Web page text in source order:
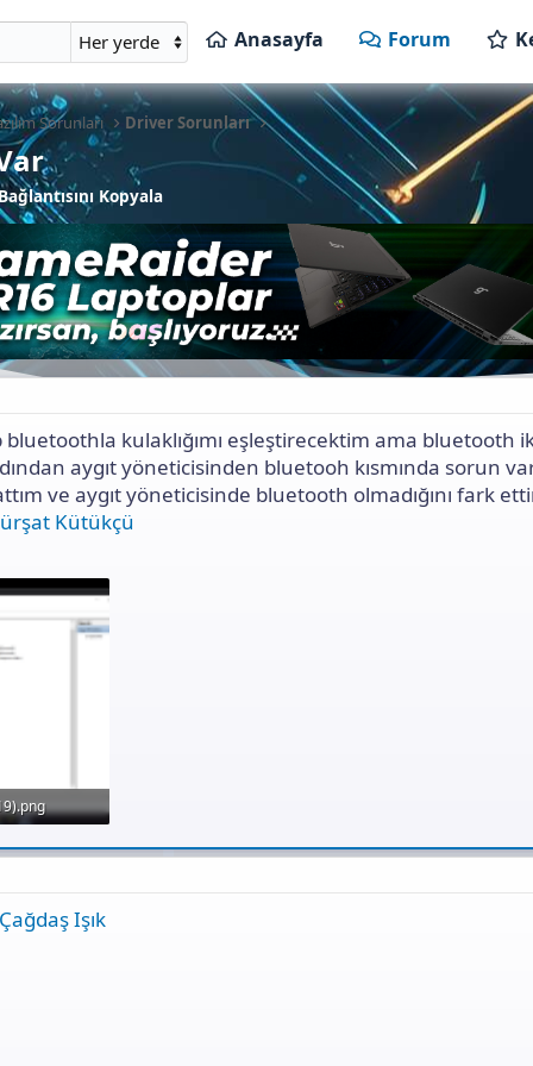
Anasayfa Forum
Sorunları Driver Sorunları
Kopyala
bluetoothla kulaklığımı eşleştirecektim ama bluetooth
aygıt yöneticisinden bluetooh kısmında sorun
ve aygıt yöneticisinde bluetooth olmadığını fark
Kütükçü
Işık